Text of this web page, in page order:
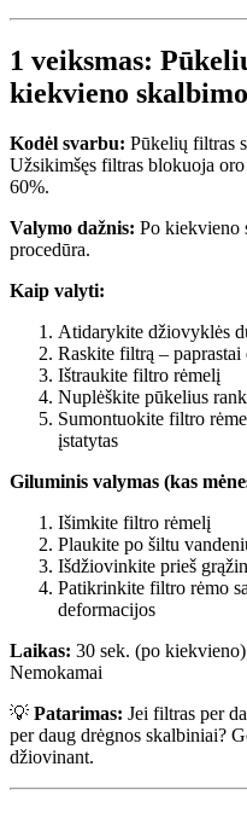
1 veiksmas:
kiekvieno
Kodėl svarbu: Pūkelių filtras
Užsikimšęs filtras blokuoja
60%.
Valymo dažnis: Po kiekvieno
procedūra.
Kaip valyti:
Atidarykite džiovyklės
Raskite filtrą –
Ištraukite filtro rėmelį
Nuplėškite pūkelius
Sumontuokite filtro
įstatytas
Giluminis valymas (kas
Išimkite filtro rėmelį
Plaukite po šiltu
Išdžiovinkite prieš
Patikrinkite filtro rėmo
deformacijos
Laikas: 30 sek. (po
Nemokamai
💡 Patarimas: Jei filtras per
per daug drėgnos skalbiniai?
džiovinant.